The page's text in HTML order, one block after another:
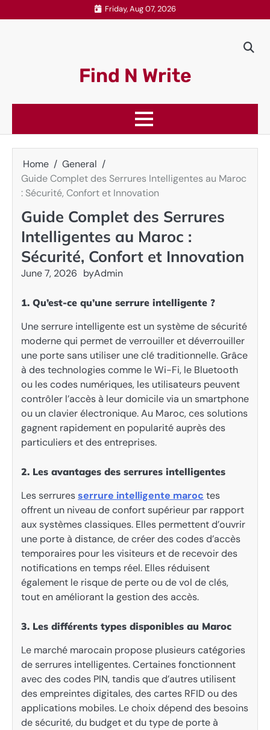
to
Friday, Aug 07, 2026
Find N Write
Home
General
Guide Complet des Serrures Intelligentes au Maroc
: Sécurité, Confort et Innovation
Guide Complet des Serrures
Intelligentes au Maroc :
Sécurité, Confort et Innovation
June 7, 2026 byAdmin
1. Qu’est-ce qu’une serrure intelligente ?
Une serrure intelligente est un système de sécurité
moderne qui permet de verrouiller et déverrouiller
une porte sans utiliser une clé traditionnelle. Grâce
à des technologies comme le Wi-Fi, le Bluetooth
ou les codes numériques, les utilisateurs peuvent
contrôler l’accès à leur domicile via un smartphone
ou un clavier électronique. Au Maroc, ces solutions
gagnent rapidement en popularité auprès des
particuliers et des entreprises.
2. Les avantages des serrures intelligentes
Les serruresserrure intelligente maroc tes
offrent un niveau de confort supérieur par rapport
aux systèmes classiques. Elles permettent d’ouvrir
une porte à distance, de créer des codes d’accès
temporaires pour les visiteurs et de recevoir des
notifications en temps réel. Elles réduisent
également le risque de perte ou de vol de clés,
tout en améliorant la gestion des accès.
3. Les différents types disponibles au Maroc
Le marché marocain propose plusieurs catégories
de serrures intelligentes. Certaines fonctionnent
avec des codes PIN, tandis que d’autres utilisent
des empreintes digitales, des cartes RFID ou des
applications mobiles. Le choix dépend des besoins
de sécurité, du budget et du type de porte à